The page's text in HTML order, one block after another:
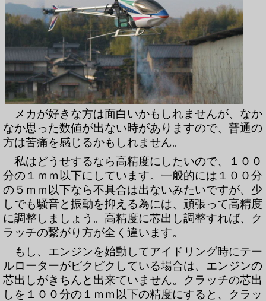
メカが好きな方は面白いかもしれませんが、なか
なか思った数値が出ない時がありますので、普通の
方は苦痛を感じるかもしれません。
私はどうせするなら高精度にしたいので、１００
分の１ｍｍ以下にしています。一般的には１００分
の５ｍｍ以下なら不具合は出ないみたいですが、少
しでも騒音と振動を抑える為には、頑張って高精度
に調整しましょう。高精度に芯出し調整すれば、ク
ラッチの繋がり方が全く違います。
もし、エンジンを始動してアイドリング時にテー
ルローターがピクピクしている場合は、エンジンの
芯出しがきちんと出来ていません。クラッチの芯出
しを１００分の１ｍｍ以下の精度にすると、クラッ